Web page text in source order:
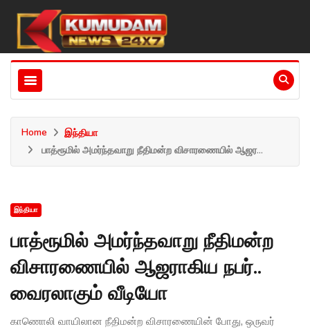
Home
இந்தியா
பாத்ரூமில் அமர்ந்தவாறு நீதிமன்ற விசாரணையில் ஆஜர...
இந்தியா
பாத்ரூமில் அமர்ந்தவாறு நீதிமன்ற
விசாரணையில் ஆஜராகிய நபர்..
வைரலாகும் வீடியோ
காணொலி வாயிலான நீதிமன்ற விசாரணையின் போது, ஒருவர்